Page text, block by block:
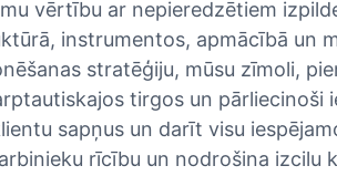
vērtību ar nepieredzētiem
instrumentos, apmācībā un
stratēģiju, mūsu zīmoli,
tirgos un pārliecinoši
sapņus un darīt visu
rīcību un nodrošina izcilu